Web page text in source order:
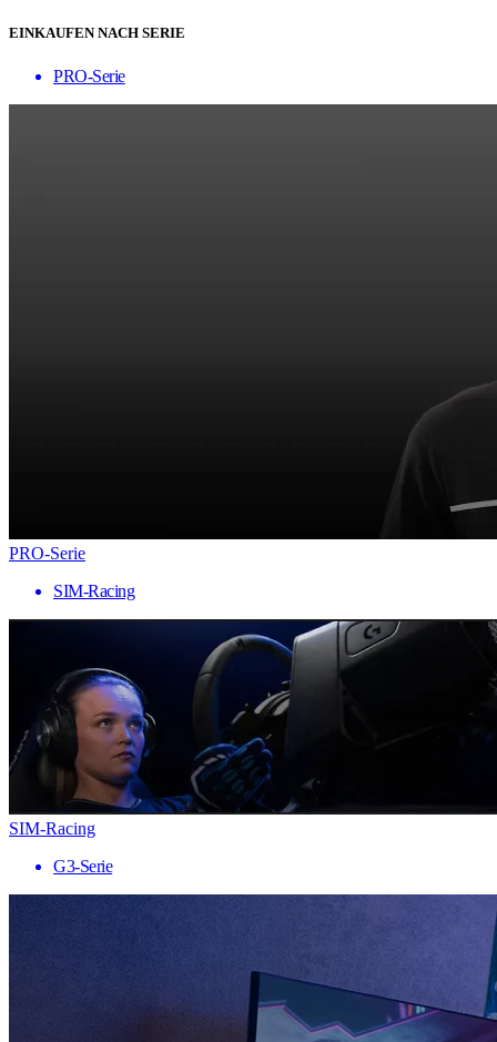
EINKAUFEN NACH SERIE
PRO-Serie
PRO-Serie
SIM-Racing
SIM-Racing
G3-Serie